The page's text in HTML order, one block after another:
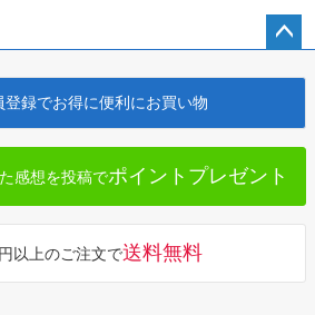
へ
登録でお得に便利にお買い物
感想を投稿でポイントプレゼント
以上のご注文で送料無料